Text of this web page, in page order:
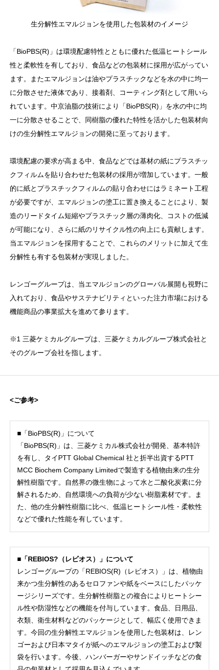
生分解性エマルジョンを使用した包装材のイメージ
「BioPBS(R)」は環境配慮特性とともに優れた低温ヒートシール
性と柔軟性を有しており、食品などの包装材に採用が広がってい
ます。またエマルジョンは油やプラスチックなどを水の中に均一
に分散させた液体であり、接着剤、コーティング剤として用いら
れています。中京油脂の技術により「BioPBS(R)」を水の中に均
一に分散させることで、同樹脂の優れた特性を活かした包装材向
けの生分解性エマルジョンの開発に至っております。
環境配慮の要求が高まる中、食品などでは基材の紙にプラスチッ
クフィルムを貼り合わせた包装材の採用が増加しています。一般
的に紙とプラスチックフィルムの貼り合わせにはラミネート工程
が必要ですが、エマルジョンの塗工に置き換えることにより、製
造のリードタイム短縮やプラスチック層の薄肉化、コストの低減
が可能になり、さらに紙のリサイクル性の向上にも貢献します。
当エマルジョンを採用することで、これらのメリットに加えて生
分解性も有する包装材が実現しました。
レンゴーグループは、当エマルジョンのグローバル展開も視野に
入れており、食品やサステナビリティといった注力市場における
機能商品の事業拡大を進めて参ります。
※1 三菱ケミカルグループは、三菱ケミカルグループ株式会社と
そのグループ会社を指します。
<ご参考>
■「BioPBS(R)」について
「BioPBS(R)」は、三菱ケミカル株式会社が開発、基本特許
を有し、タイPTT Global Chemical 社と折半出資するPTT
MCC Biochem Company Limitedで製造する植物由来の生分
解性樹脂です。自然界の微生物によって水と二酸化炭素に分
解されるため、自然環境への負荷が少ない樹脂素材です。ま
た、他の生分解性樹脂に比べ、低温ヒートシール性・柔軟性
などで優れた性能を有しています。
■「REBIOS?（レビオス）」について
レンゴーグループの「REBIOS(R)（レビオス）」は、植物由
来かつ生分解性のあるセロファンや紙をベースにしたパッケ
ージシリーズです。生分解性樹脂との複合によりヒートシー
ル性や防湿性などの機能を付与しています。食品、日用品、
衣類、衛生材料などのパッケージとして、幅広く使用できま
す。今回の生分解性エマルジョンを使用した包装材は、レン
ゴーおよび日本マタイが紙へのエマルジョンの塗工および製
袋を行います。今後、ハンバーガーやサンドイッチなどの食